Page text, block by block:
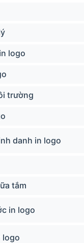
logo
trường
danh in logo
tắm
in logo
logo